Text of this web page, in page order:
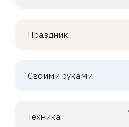
Праздник
Своими руками
Техника